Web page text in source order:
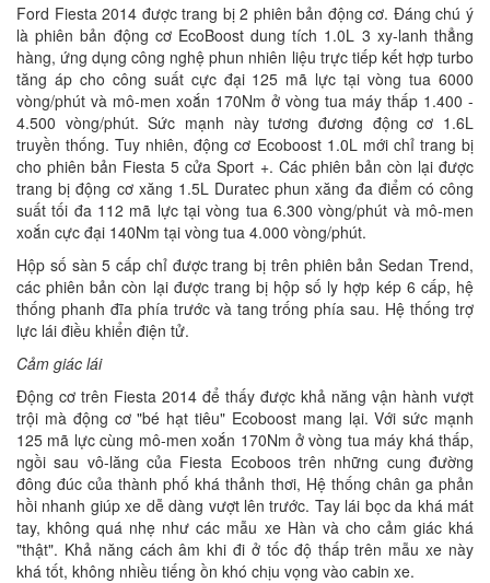
Ford Fiesta 2014 được trang bị 2 phiên bản động cơ. Đáng chú ý
là phiên bản động cơ EcoBoost dung tích 1.0L 3 xy-lanh thẳng
hàng, ứng dụng công nghệ phun nhiên liệu trực tiếp kết hợp turbo
tăng áp cho công suất cực đại 125 mã lực tại vòng tua 6000
vòng/phút và mô-men xoắn 170Nm ở vòng tua máy thấp 1.400 -
4.500 vòng/phút. Sức mạnh này tương đương động cơ 1.6L
truyền thống. Tuy nhiên, động cơ Ecoboost 1.0L mới chỉ trang bị
cho phiên bản Fiesta 5 cửa Sport +. Các phiên bản còn lại được
trang bị động cơ xăng 1.5L Duratec phun xăng đa điểm có công
suất tối đa 112 mã lực tại vòng tua 6.300 vòng/phút và mô-men
xoắn cực đại 140Nm tại vòng tua 4.000 vòng/phút.
Hộp số sàn 5 cấp chỉ được trang bị trên phiên bản Sedan Trend,
các phiên bản còn lại được trang bị hộp số ly hợp kép 6 cấp, hệ
thống phanh đĩa phía trước và tang trống phía sau. Hệ thống trợ
lực lái điều khiển điện tử.
Cảm giác lái
Động cơ trên Fiesta 2014 để thấy được khả năng vận hành vượt
trội mà động cơ "bé hạt tiêu" Ecoboost mang lại. Với sức mạnh
125 mã lực cùng mô-men xoắn 170Nm ở vòng tua máy khá thấp,
ngồi sau vô-lăng của Fiesta Ecoboos trên những cung đường
đông đúc của thành phố khá thảnh thơi, Hệ thống chân ga phản
hồi nhanh giúp xe dễ dàng vượt lên trước. Tay lái bọc da khá mát
tay, không quá nhẹ như các mẫu xe Hàn và cho cảm giác khá
"thật". Khả năng cách âm khi đi ở tốc độ thấp trên mẫu xe này
khá tốt, không nhiều tiếng ồn khó chịu vọng vào cabin xe.